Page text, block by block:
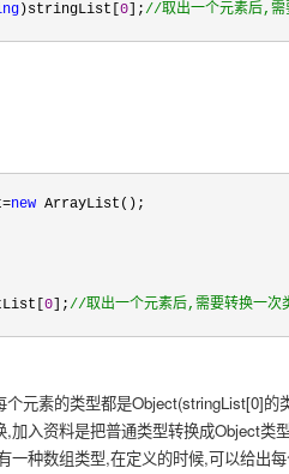
)stringList[ 0 ];//取出一个元素后,需
=new ArrayList();
0 ];//取出一个元素后,需要转换一次
素的类型都是Object(stringList[0]的
加入资料是把普通类型转换成Object类
种数组类型,在定义的时候,可以给出每